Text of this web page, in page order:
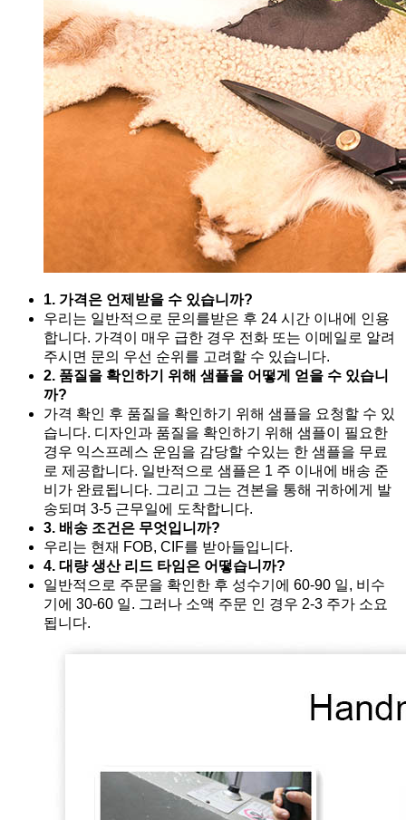
1. 가격은 언제받을 수 있습니까?
우리는 일반적으로 문의를받은 후 24 시간 이내에 인용
합니다. 가격이 매우 급한 경우 전화 또는 이메일로 알려
주시면 문의 우선 순위를 고려할 수 있습니다.
2. 품질을 확인하기 위해 샘플을 어떻게 얻을 수 있습니
까?
가격 확인 후 품질을 확인하기 위해 샘플을 요청할 수 있
습니다. 디자인과 품질을 확인하기 위해 샘플이 필요한
경우 익스프레스 운임을 감당할 수있는 한 샘플을 무료
로 제공합니다. 일반적으로 샘플은 1 주 이내에 배송 준
비가 완료됩니다. 그리고 그는 견본을 통해 귀하에게 발
송되며 3-5 근무일에 도착합니다.
3. 배송 조건은 무엇입니까?
우리는 현재 FOB, CIF를 받아들입니다.
4. 대량 생산 리드 타임은 어떻습니까?
일반적으로 주문을 확인한 후 성수기에 60-90 일, 비수
기에 30-60 일. 그러나 소액 주문 인 경우 2-3 주가 소요
됩니다.